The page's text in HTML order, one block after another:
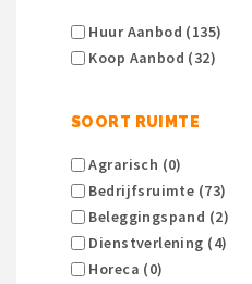
Huur Aanbod (135)
Koop Aanbod (32)
SOORT RUIMTE
Agrarisch (0)
Bedrijfsruimte (73)
Beleggingspand (2)
Dienstverlening (4)
Horeca (0)